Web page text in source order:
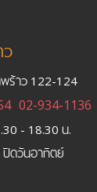
ว
พร้าว 122-124
02-934-1136
- 18.30 น.
ปิดวันอาทิตย์